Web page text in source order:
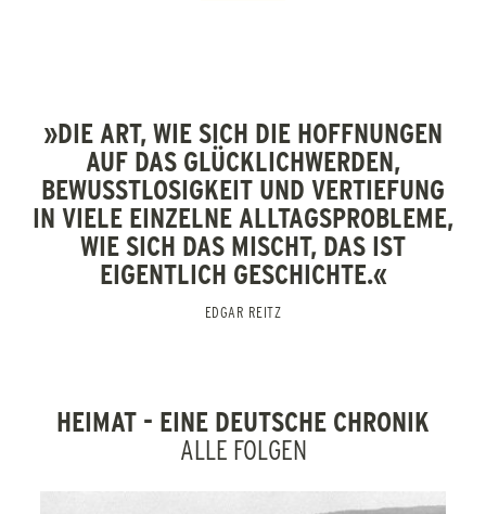
Mannes aus Übersee: Paul hat inzwischen eine Elektrofirma
gegründet und kündigt seinen Besuch an. Der Ausbruch des
Zweiten Weltkriegs verhindert jedoch ein Wiedersehen.
Otto und Maria bekommen einen gemeinsamen Sohn,
Hermännchen. 1946 kehrt Paul tatsächlich für kurze Zeit
ZUR RETROSPEKTIVE
»DIE ART, WIE SICH DIE HOFFNUNGEN
AUF DAS GLÜCKLICHWERDEN,
BEWUSSTLOSIGKEIT UND VERTIEFUNG
IN VIELE EINZELNE ALLTAGSPROBLEME,
WIE SICH DAS MISCHT, DAS IST
EIGENTLICH GESCHICHTE.«
EDGAR REITZ
HEIMAT - EINE DEUTSCHE CHRONIK
ALLE FOLGEN